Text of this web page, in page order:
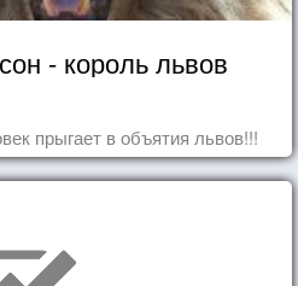
- король львов
прыгает в объятия львов!!!